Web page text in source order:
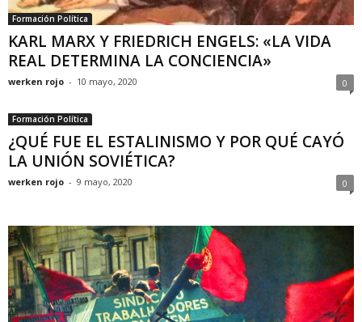
Formación Política
KARL MARX Y FRIEDRICH ENGELS: «LA VIDA
REAL DETERMINA LA CONCIENCIA»
werken rojo - 10 mayo, 2020 0
Formación Política
¿QUÉ FUE EL ESTALINISMO Y POR QUÉ CAYÓ
LA UNIÓN SOVIÉTICA?
werken rojo - 9 mayo, 2020 0